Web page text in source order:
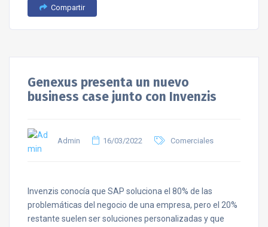
Compartir
Genexus presenta un nuevo
business case junto con Invenzis
Admin 16/03/2022 Comerciales
Invenzis conocía que SAP soluciona el 80% de las
problemáticas del negocio de una empresa, pero el 20%
restante suelen ser soluciones personalizadas y que